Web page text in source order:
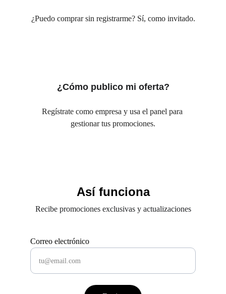
¿Puedo comprar sin registrarme? Sí, como invitado.
¿Cómo publico mi oferta?
Regístrate como empresa y usa el panel para
gestionar tus promociones.
Así funciona
Correo electrónico
Recibe promociones exclusivas y actualizaciones